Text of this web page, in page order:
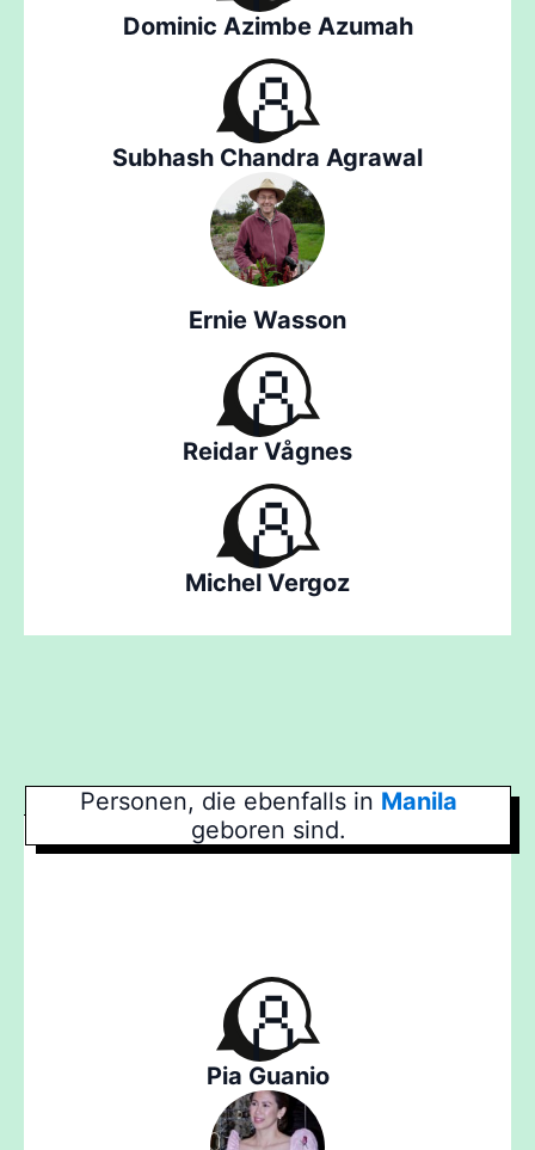
Dominic Azimbe Azumah
Subhash Chandra Agrawal
Ernie Wasson
Reidar Vågnes
Michel Vergoz
Personen, die ebenfalls in Manila
geboren sind.
Pia Guanio